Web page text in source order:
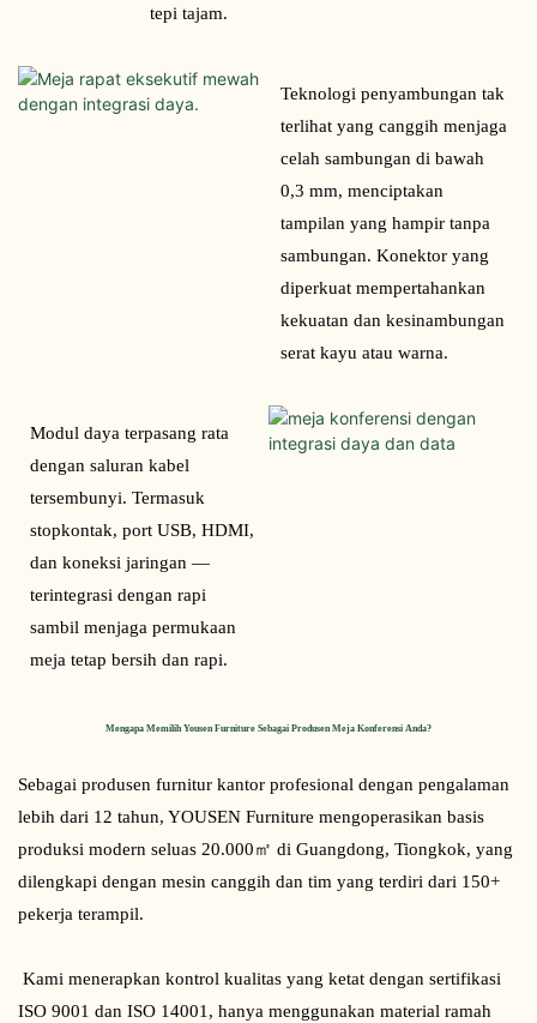
tepi tajam.
Teknologi penyambungan tak
terlihat yang canggih menjaga
celah sambungan di bawah
0,3 mm, menciptakan
tampilan yang hampir tanpa
sambungan. Konektor yang
diperkuat mempertahankan
kekuatan dan kesinambungan
serat kayu atau warna.
Modul daya terpasang rata
dengan saluran kabel
tersembunyi. Termasuk
stopkontak, port USB, HDMI,
dan koneksi jaringan —
terintegrasi dengan rapi
sambil menjaga permukaan
meja tetap bersih dan rapi.
Mengapa Memilih Yousen Furniture Sebagai Produsen Meja Konferensi Anda?
Sebagai produsen furnitur kantor profesional dengan pengalaman
lebih dari 12 tahun, YOUSEN Furniture mengoperasikan basis
produksi modern seluas 20.000㎡ di Guangdong, Tiongkok, yang
dilengkapi dengan mesin canggih dan tim yang terdiri dari 150+
pekerja terampil.
ISO 9001 dan ISO 14001, hanya menggunakan material ramah